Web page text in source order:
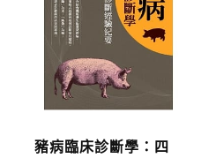
所指定的地點。
豬病臨床診斷學：四